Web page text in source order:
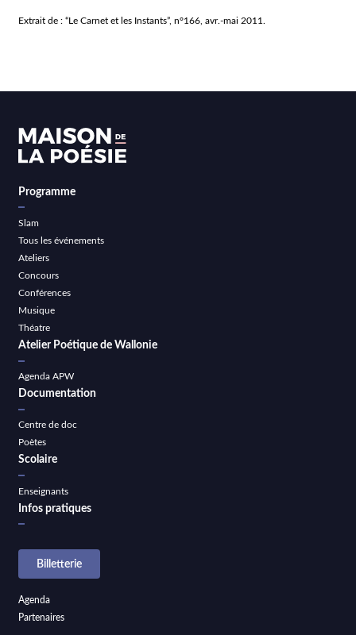
Extrait de : “Le Carnet et les Instants”, n°166, avr.-mai 2011.
Programme
Slam
Tous les événements
Ateliers
Concours
Conférences
Musique
Théatre
Atelier Poétique de Wallonie
Agenda APW
Documentation
Centre de doc
Poètes
Scolaire
Enseignants
Infos pratiques
Billetterie
Agenda
Partenaires